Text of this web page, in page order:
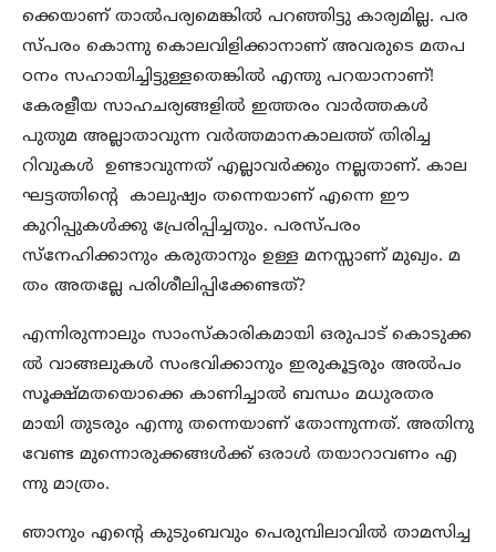
ക്കെയാണ് താല്‍പര്യമെങ്കില്‍ പറഞ്ഞിട്ടു കാര്യമില്ല. പര
സ്പരം കൊന്നു കൊലവിളിക്കാനാണ് അവരുടെ മതപ
ഠനം സഹായിച്ചിട്ടുള്ളതെങ്കില്‍ എന്തു പറയാനാണ്!
കേരളീയ സാഹചര്യങ്ങളില്‍ ഇത്തരം വാര്‍ത്തകള്‍
പുതുമ അല്ലാതാവുന്ന വര്‍ത്തമാനകാലത്ത് തിരിച്ച
റിവുകള്‍ ഉണ്ടാവുന്നത് എല്ലാവര്‍ക്കും നല്ലതാണ്. കാല
ഘട്ടത്തിന്റെ കാലുഷ്യം തന്നെയാണ് എന്നെ ഈ
കുറിപ്പുകള്‍ക്കു പ്രേരിപ്പിച്ചതും. പരസ്പരം
സ്‌നേഹിക്കാനും കരുതാനും ഉള്ള മനസ്സാണ് മുഖ്യം. മ
തം അതല്ലേ പരിശീലിപ്പിക്കേണ്ടത്?
എന്നിരുന്നാലും സാംസ്‌കാരികമായി ഒരുപാട് കൊടുക്ക
ല്‍ വാങ്ങലുകള്‍ സംഭവിക്കാനും ഇരുകൂട്ടരും അല്‍പം
സൂക്ഷ്മതയൊക്കെ കാണിച്ചാല്‍ ബന്ധം മധുരതര
മായി തുടരും എന്നു തന്നെയാണ് തോന്നുന്നത്. അതിനു
വേണ്ട മുന്നൊരുക്കങ്ങള്‍ക്ക് ഒരാള്‍ തയാറാവണം എ
ന്നു മാത്രം.
ഞാനും എന്റെ കുടുംബവും പെരുമ്പിലാവില്‍ താമസിച്ച